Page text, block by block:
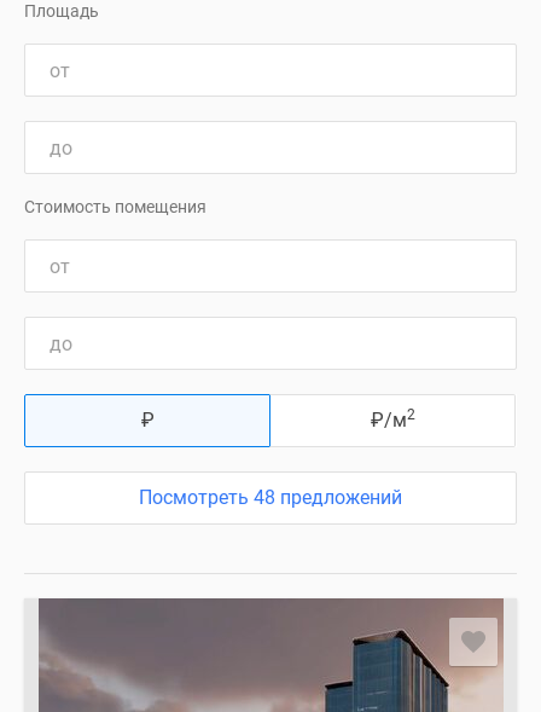
Площадь
Стоимость помещения
₽ ₽/м2
Посмотреть 48 предложений